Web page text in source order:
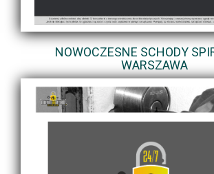
NOWOCZESNE SCHODY
WARSZAWA